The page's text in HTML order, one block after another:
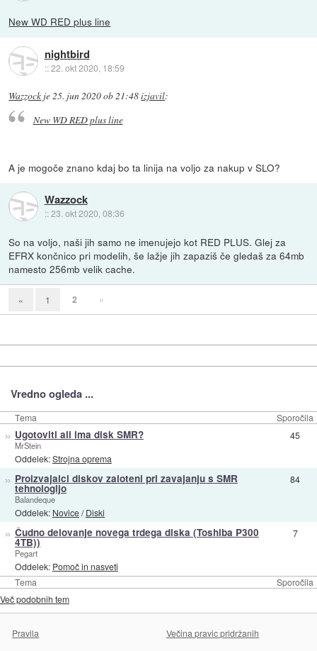
New WD RED plus line
nightbird
::22. okt 2020, 18:59
Wazzock je25. jun 2020 ob 21:48izjavil:
New WD RED plus line
A je mogoče znano kdaj bo ta linija na voljo za nakup v SLO?
Wazzock
::23. okt 2020, 08:36
So na voljo, naši jih samo ne imenujejo kot RED PLUS. Glej za
EFRX končnico pri modelih, še lažje jih zapaziš če gledaš za 64mb
namesto 256mb velik cache.
« 1 2 »
Vredno ogleda ...
Tema Sporočila
Tema Sporočila
» Ugotoviti ali ima disk SMR?
MrStein
Oddelek:Strojna oprema
45
» Proizvajalci diskov zaloteni pri zavajanju s SMR
tehnologijo
Balandeque
Oddelek: Novice/Diski
84
» Čudno delovanje novega trdega diska (Toshiba P300
4TB))
Pegart
Oddelek: Pomoč in nasveti
7
Več podobnih tem
Pravila
Večina pravic pridržanih